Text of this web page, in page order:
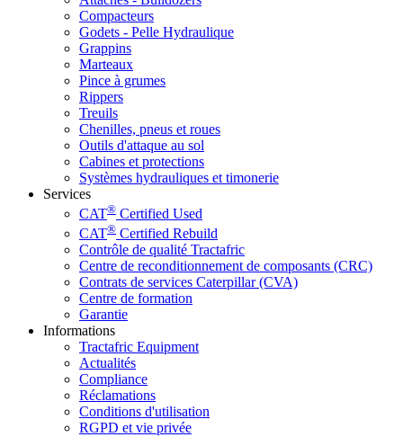
Compacteurs
Godets - Pelle Hydraulique
Grappins
Marteaux
Pince à grumes
Rippers
Treuils
Chenilles, pneus et roues
Outils d'attaque au sol
Cabines et protections
Systèmes hydrauliques et timonerie
Services
CAT® Certified Used
CAT® Certified Rebuild
Contrôle de qualité Tractafric
Centre de reconditionnement de composants (CRC)
Contrats de services Caterpillar (CVA)
Centre de formation
Garantie
Informations
Tractafric Equipment
Actualités
Compliance
Réclamations
Conditions d'utilisation
RGPD et vie privée